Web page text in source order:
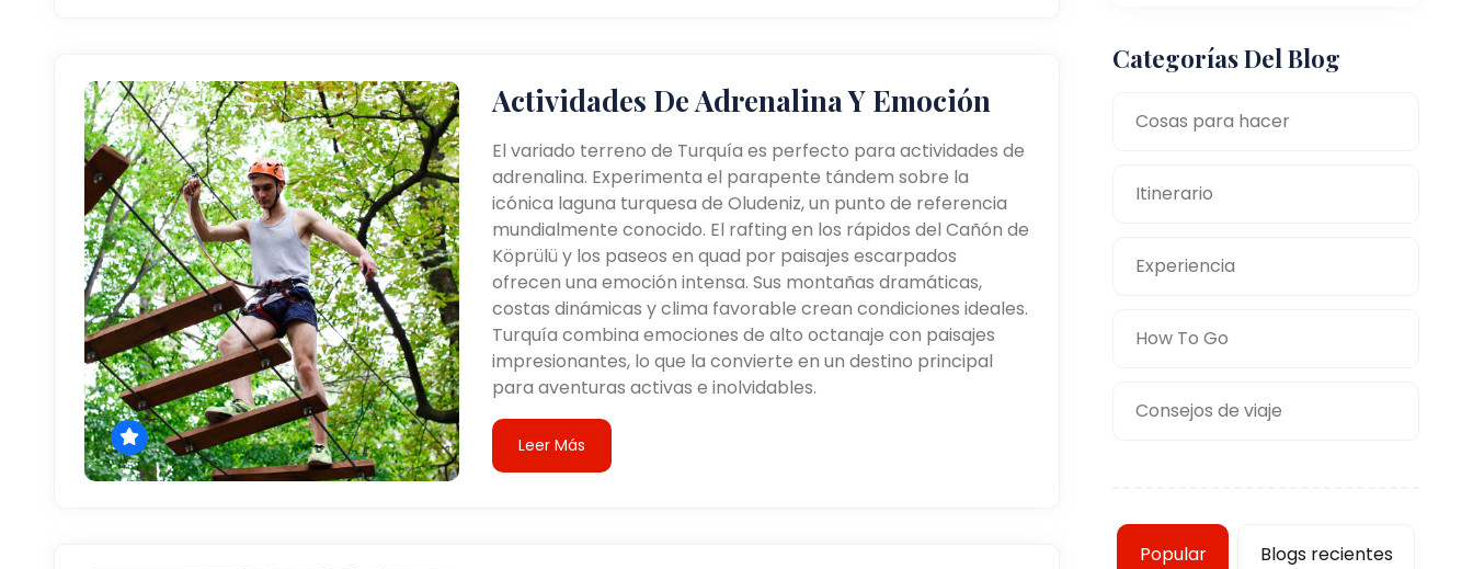
Actividades De Adrenalina Y Emoción
El variado terreno de Turquía es perfecto para actividades de
adrenalina. Experimenta el parapente tándem sobre la
icónica laguna turquesa de Oludeniz, un punto de referencia
mundialmente conocido. El rafting en los rápidos del Cañón de
Köprülü y los paseos en quad por paisajes escarpados
ofrecen una emoción intensa. Sus montañas dramáticas,
costas dinámicas y clima favorable crean condiciones ideales.
Turquía combina emociones de alto octanaje con paisajes
impresionantes, lo que la convierte en un destino principal
para aventuras activas e inolvidables.
Leer Más
Categorías Del Blog
Cosas para hacer
Itinerario
Experiencia
How To Go
Consejos de viaje
Popular Blogs recientes